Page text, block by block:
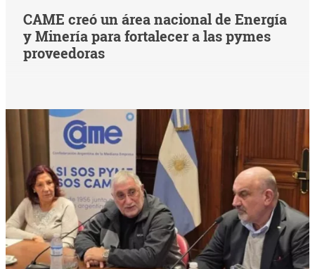
CAME creó un área nacional de Energía
y Minería para fortalecer a las pymes
proveedoras